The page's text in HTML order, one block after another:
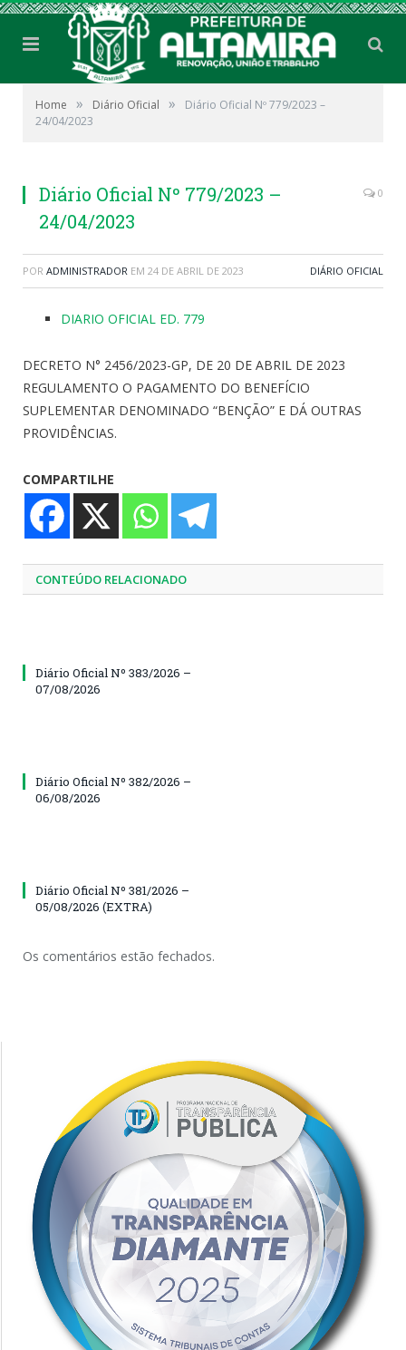
Home » Diário Oficial »
Diário Oficial Nº 779/2023 –
24/04/2023
Diário Oficial Nº 779/2023 –
24/04/2023
0
POR ADMINISTRADOR EM 24 DE ABRIL DE 2023 DIÁRIO OFICIAL
DIARIO OFICIAL ED. 779
DECRETO N° 2456/2023-GP, DE 20 DE ABRIL DE 2023
REGULAMENTO O PAGAMENTO DO BENEFÍCIO
SUPLEMENTAR DENOMINADO “BENÇÃO” E DÁ OUTRAS
PROVIDÊNCIAS.
COMPARTILHE
CONTEÚDO RELACIONADO
Diário Oficial Nº 383/2026 –
07/08/2026
Diário Oficial Nº 382/2026 –
06/08/2026
Diário Oficial Nº 381/2026 –
05/08/2026 (EXTRA)
Os comentários estão fechados.